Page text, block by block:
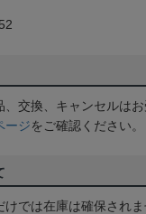
交換、キャンセルは
ージをご確認ください。
けでは在庫は確保され